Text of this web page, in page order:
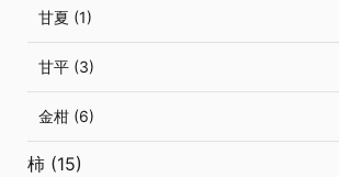
甘夏 (1)
甘平 (3)
金柑 (6)
柿 (15)